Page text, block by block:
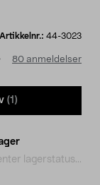
Artikkelnr.: 44-3023
80 anmeldelser
(1)
lagerstatus...